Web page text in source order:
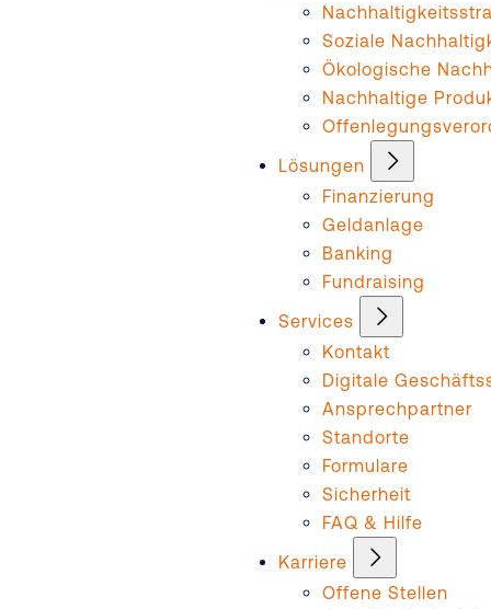
Soziale
Ökologische
Nachhaltige
Lösungen
Finanzierung
Geldanlage
Banking
Fundraising
Services
Kontakt
Digitale
Ansprechpartner
Standorte
Formulare
Sicherheit
FAQ & Hilfe
Karriere
Offene Stellen